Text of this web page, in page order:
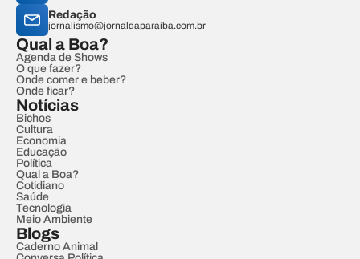
Redação
jornalismo@jornaldaparaiba.com.br
Qual a Boa?
Agenda de Shows
O que fazer?
Onde comer e beber?
Onde ficar?
Notícias
Bichos
Cultura
Economia
Educação
Política
Qual a Boa?
Cotidiano
Saúde
Tecnologia
Meio Ambiente
Blogs
Caderno Animal